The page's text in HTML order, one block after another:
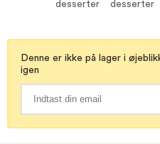
desserter
desserter
Denne er ikke på lager i
igen